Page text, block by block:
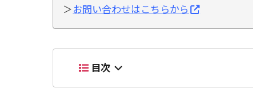
＞ お問い合わせはこちらから
目次